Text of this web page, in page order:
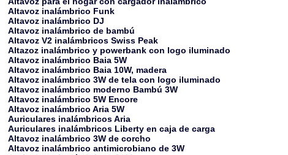
Altavoz inalámbrico Funk
Altavoz inalámbrico DJ
Altavoz inalámbrico de bambú
Altavoz V2 inalámbricos Swiss Peak
Altazoz inalámbrico y powerbank con logo iluminado
Altavoz inalámbrico Baia 5W
Altavoz inalámbrico Baia 10W, madera
Altavoz inalámbrico 3W de tela con logo iluminado
Altavoz inalámbrico moderno Bambú 3W
Altavoz inalámbrico 5W Encore
Altavoz inalámbrico Aria 5W
Auriculares inalámbricos Aria
Auriculares inalámbricos Liberty en caja de carga
Altavoz inalámbrico 3W de corcho
Altavoz inalámbrico antimicrobiano de 3W